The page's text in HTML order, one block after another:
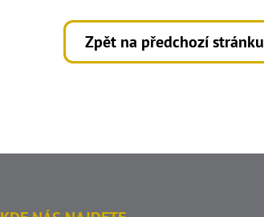
Zpět na předchozí stránku